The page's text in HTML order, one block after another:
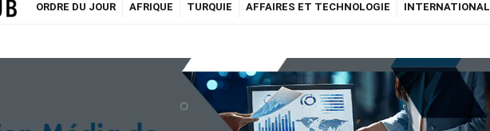
ORDRE DU JOUR AFRIQUE TURQUIE AFFAIRES ET TECHNOLOGIE INTERNATIONAL